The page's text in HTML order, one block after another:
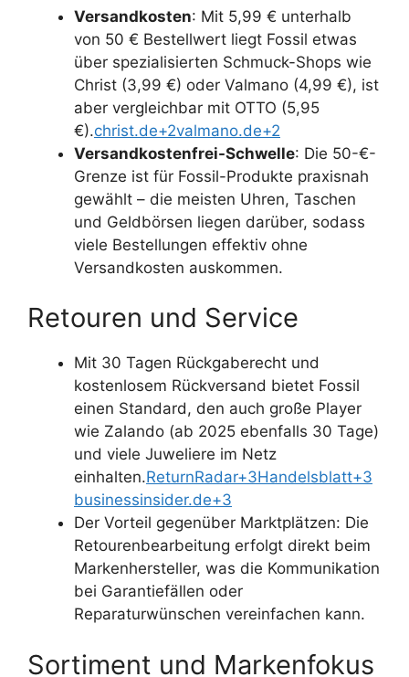
Versandkosten: Mit 5,99 € unterhalb
von 50 € Bestellwert liegt Fossil etwas
über spezialisierten Schmuck-Shops wie
Christ (3,99 €) oder Valmano (4,99 €), ist
aber vergleichbar mit OTTO (5,95
€).christ.de+2valmano.de+2
Versandkostenfrei-Schwelle: Die 50-€-
Grenze ist für Fossil-Produkte praxisnah
gewählt – die meisten Uhren, Taschen
und Geldbörsen liegen darüber, sodass
viele Bestellungen effektiv ohne
Versandkosten auskommen.
Retouren und Service
Mit 30 Tagen Rückgaberecht und
kostenlosem Rückversand bietet Fossil
einen Standard, den auch große Player
wie Zalando (ab 2025 ebenfalls 30 Tage)
und viele Juweliere im Netz
einhalten.ReturnRadar+3Handelsblatt+3
businessinsider.de+3
Der Vorteil gegenüber Marktplätzen: Die
Retourenbearbeitung erfolgt direkt beim
Markenhersteller, was die Kommunikation
bei Garantiefällen oder
Reparaturwünschen vereinfachen kann.
Sortiment und Markenfokus